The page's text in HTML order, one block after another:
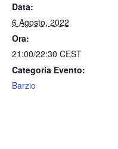
Data:
6 Agosto, 2022
Ora:
21:00/22:30 CEST
Categoria Evento:
Barzio